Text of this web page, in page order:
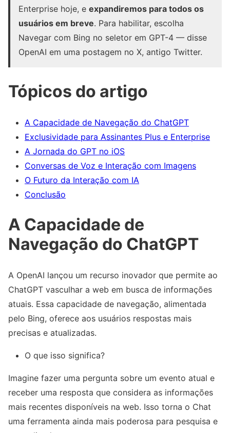
Enterprise hoje, e expandiremos para todos os
usuários em breve. Para habilitar, escolha
Navegar com Bing no seletor em GPT-4 — disse
OpenAI em uma postagem no X, antigo Twitter.
Tópicos do artigo
A Capacidade de Navegação do ChatGPT
Exclusividade para Assinantes Plus e Enterprise
A Jornada do GPT no iOS
Conversas de Voz e Interação com Imagens
O Futuro da Interação com IA
Conclusão
A Capacidade de
Navegação do ChatGPT
A OpenAI lançou um recurso inovador que permite ao
ChatGPT vasculhar a web em busca de informações
atuais. Essa capacidade de navegação, alimentada
pelo Bing, oferece aos usuários respostas mais
precisas e atualizadas.
O que isso significa?
Imagine fazer uma pergunta sobre um evento atual e
receber uma resposta que considera as informações
mais recentes disponíveis na web. Isso torna o Chat
uma ferramenta ainda mais poderosa para pesquisa e